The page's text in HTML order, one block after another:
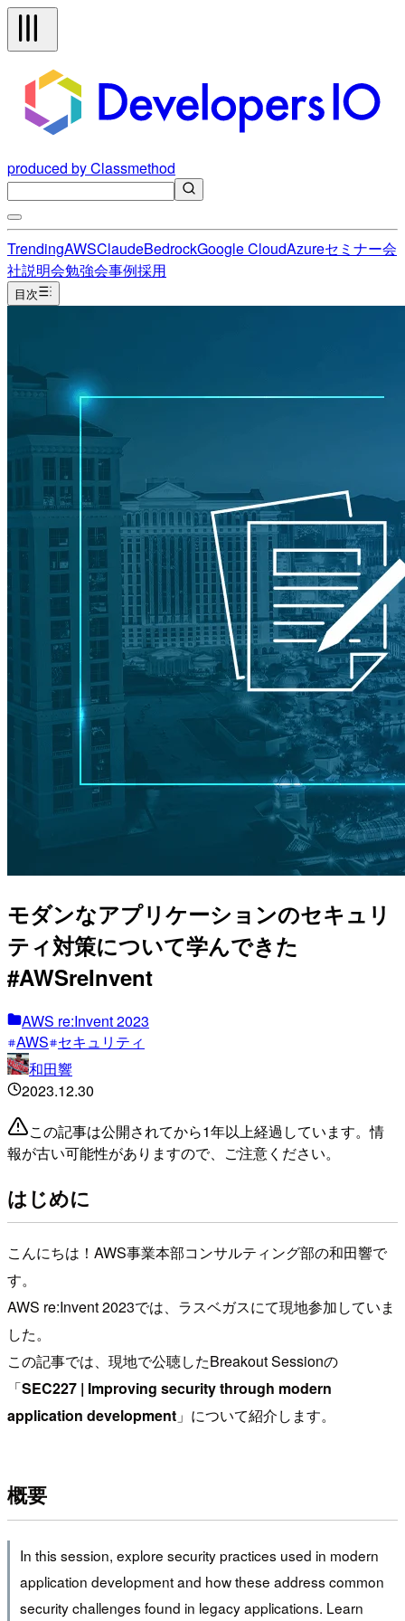
produced by Classmethod
TrendingAWSClaudeBedrockGoogle CloudAzureセミナー会
社説明会勉強会事例採用
目次
モダンなアプリケーションのセキュリ
ティ対策について学んできた
#AWSreInvent
AWS re:Invent 2023
AWS セキュリティ
和田響
2023.12.30
この記事は公開されてから1年以上経過しています。情
報が古い可能性がありますので、ご注意ください。
はじめに
こんにちは！AWS事業本部コンサルティング部の和田響で
す。
AWS re:Invent 2023では、ラスベガスにて現地参加していま
した。
この記事では、現地で公聴したBreakout Sessionの
「SEC227 | Improving security through modern
application development 」について紹介します。
概要
In this session, explore security practices used in modern
application development and how these address common
security challenges found in legacy applications. Learn